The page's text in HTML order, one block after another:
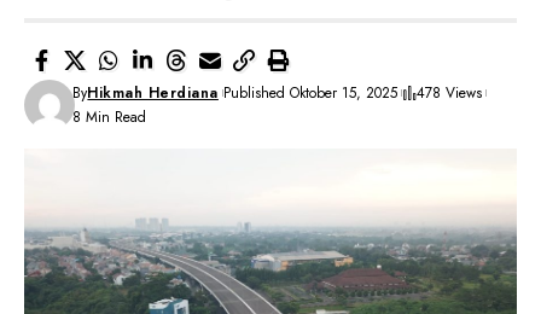
ByHikmah Herdiana Published Oktober 15, 2025
478 Views
8 Min Read